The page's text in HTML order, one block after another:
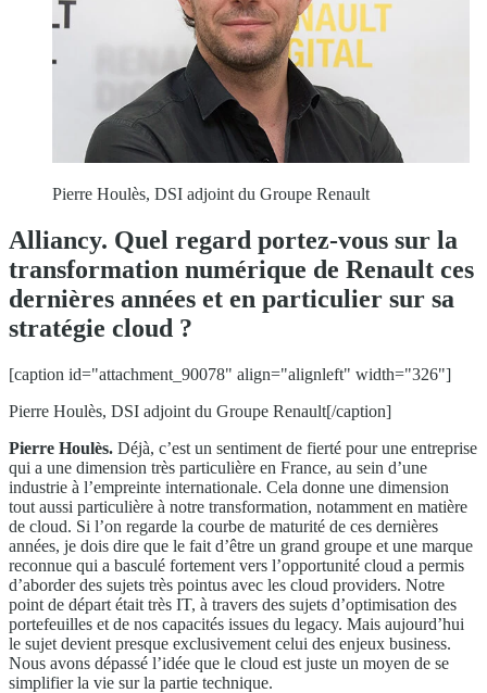
Pierre Houlès, DSI adjoint du Groupe Renault
Alliancy. Quel regard portez-vous sur la
transformation numérique de Renault ces
dernières années et en particulier sur sa
stratégie cloud ?
[caption id="attachment_90078" align="alignleft" width="326"]
Pierre Houlès, DSI adjoint du Groupe Renault[/caption]
Pierre Houlès. Déjà, c’est un sentiment de fierté pour une entreprise
qui a une dimension très particulière en France, au sein d’une
industrie à l’empreinte internationale. Cela donne une dimension
tout aussi particulière à notre transformation, notamment en matière
de cloud. Si l’on regarde la courbe de maturité de ces dernières
années, je dois dire que le fait d’être un grand groupe et une marque
reconnue qui a basculé fortement vers l’opportunité cloud a permis
d’aborder des sujets très pointus avec les cloud providers. Notre
point de départ était très IT, à travers des sujets d’optimisation des
portefeuilles et de nos capacités issues du legacy. Mais aujourd’hui
le sujet devient presque exclusivement celui des enjeux business.
Nous avons dépassé l’idée que le cloud est juste un moyen de se
simplifier la vie sur la partie technique.